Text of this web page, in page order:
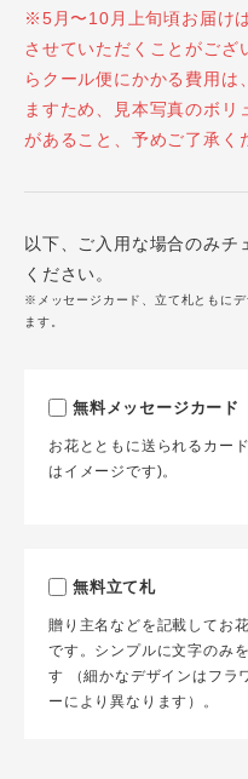
※5月〜10月上旬頃お届け
させていただくことがご
らクール便にかかる費用は
ますため、見本写真のボ
があること、予めご了承く
以下、ご入用な場合のみチ
ください。
※メッセージカード、立て札ともに
ます。
無料メッセージカード
お花とともに送られるカー
はイメージです)。
無料立て札
贈り主名などを記載してお
です。シンプルに文字のみ
す （細かなデザインはフラ
ーにより異なります）。